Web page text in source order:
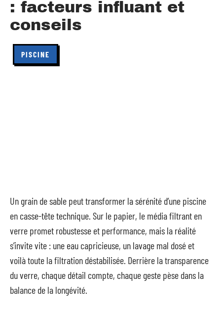
: facteurs influant et
conseils
PISCINE
Un grain de sable peut transformer la sérénité d’une piscine
en casse-tête technique. Sur le papier, le média filtrant en
verre promet robustesse et performance, mais la réalité
s’invite vite : une eau capricieuse, un lavage mal dosé et
voilà toute la filtration déstabilisée. Derrière la transparence
du verre, chaque détail compte, chaque geste pèse dans la
balance de la longévité.